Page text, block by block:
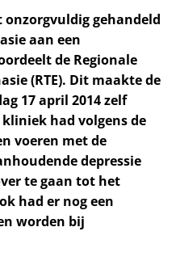
gehandeld
aan een
de Regionale
(RTE). Dit maakte de
17 april 2014 zelf
had volgens de
voeren met de
depressie
te gaan tot het
had er nog een
worden bij